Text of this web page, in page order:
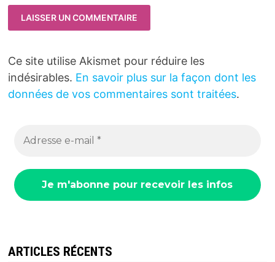
Ce site utilise Akismet pour réduire les
indésirables. En savoir plus sur la façon dont les
données de vos commentaires sont traitées.
ARTICLES RÉCENTS